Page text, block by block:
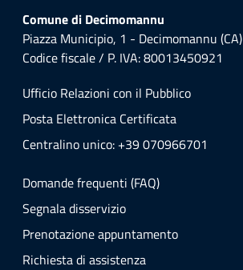
Comune di Decimomannu
Piazza Municipio, 1 - Decimomannu (CA)
Codice fiscale / P. IVA: 80013450921
Ufficio Relazioni con il Pubblico
Posta Elettronica Certificata
Centralino unico: +39 070966701
Domande frequenti (FAQ)
Segnala disservizio
Prenotazione appuntamento
Richiesta di assistenza